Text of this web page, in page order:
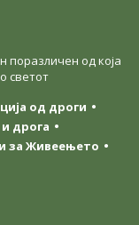
поразличен од која
светот
од дроги
дрога
за Живеењетo